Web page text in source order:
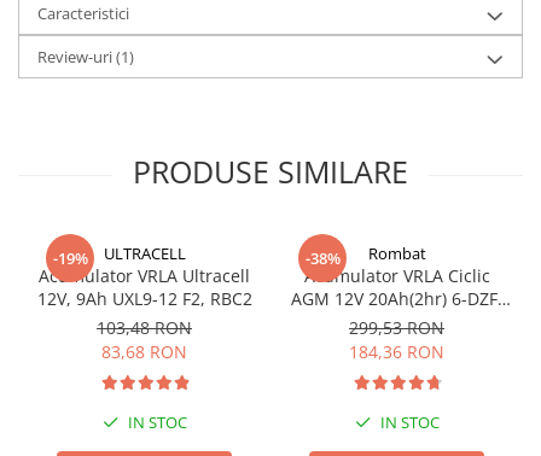
Marine & Caravan
APC
Redresoare, incarcatoare si testere
Surse UPS
UPS pentru centrale termice si
sisteme de urgenta - acumulator
UPS Calculatoare si Servere
UPS Trifazat
Stabilizatoare Tensiune
Caracteristici
Review-uri(1)
PRODUSE SIMILARE
-19% ULTRACELL
Acumulator VRLA Ultracell
12V, 9Ah UXL9-12 F2, RBC2
103,48 RON
83,68 RON
IN STOC
-38% Rombat
Acumulator VRLA Ciclic
AGM 12V 20Ah(2hr) 6-DZF-
20 / 6-DZM-20 pentru
biciclete electrice
299,53 RON
184,36 RON
IN STOC